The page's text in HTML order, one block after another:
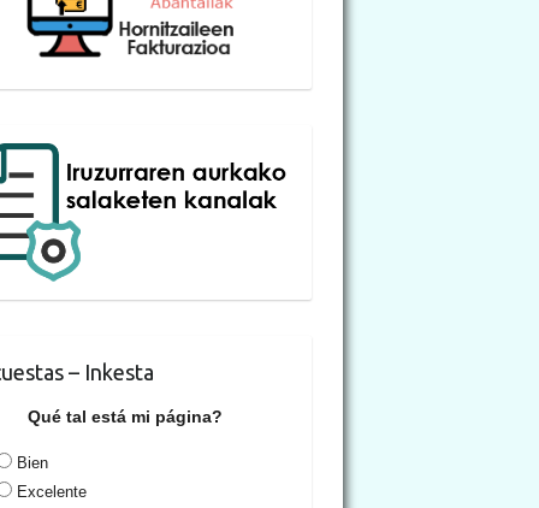
– Inkesta
Qué tal está mi página?
Bien
Excelente